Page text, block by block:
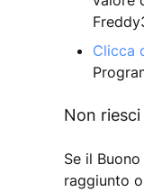
Clicca
Non
Se il
raggiunto